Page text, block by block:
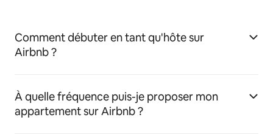
Comment débuter en tant qu'hôte sur
Airbnb ?
À quelle fréquence puis-je proposer mon
appartement sur Airbnb ?